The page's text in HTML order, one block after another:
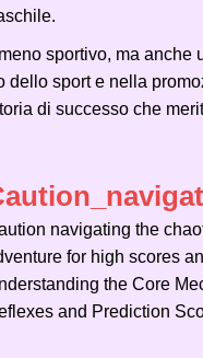
sportivo, ma
sport e nella
di successo che
navigating the
for high scores
the Core
and Prediction